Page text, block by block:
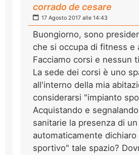
corrado de cesare
17 Agosto 2017 alle 14:43
Buongiorno, sono
che si occupa di fitness e
Facciamo corsi e nessun
La sede dei corsi è uno
all'interno della mia
considerarsi "impianto
Acquistando e
sanitarie la presenza di
automaticamente
sportivo" tale spazio?